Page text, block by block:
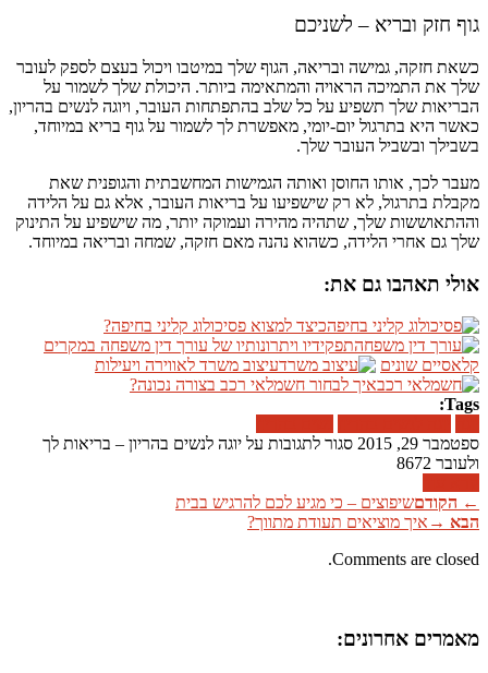
גוף חזק ובריא – לשניכם
כשאת חזקה, גמישה ובריאה, הגוף שלך במיטבו ויכול בעצם לספק לעובר
שלך את התמיכה הראויה והמתאימה ביותר. היכולת שלך לשמור על
הבריאות שלך תשפיע על כל שלב בהתפתחות העובר, ויוגה לנשים בהריון,
כאשר היא בתרגול יום-יומי, מאפשרת לך לשמור על גוף בריא במיוחד,
בשבילך ובשביל העובר שלך.
מעבר לכך, אותו החוסן ואותה הגמישות המחשבתית והגופנית שאת
מקבלת בתרגול, לא רק שישפיעו על בריאות העובר, אלא גם על הלידה
וההתאוששות שלך, שתהיה מהירה ועמוקה יותר, מה שישפיע על התינוק
שלך גם אחרי הלידה, כשהוא נהנה מאם חזקה, שמחה ובריאה במיוחד.
אולי תאהבו גם את:
כיצד למצוא פסיכולוג קליני בחיפה?
תפקידיו ויתרונותיו של עורך דין משפחה במקרים
קלאסיים שונים
עיצוב משרד לאווירה ויעילות
איך לבחור חשמלאי רכב בצורה נכונה?
Tags:
ספטמבר 29, 2015
סגור לתגובות על יוגה לנשים בהריון – בריאות לך
ולעובר
← הקודםשיפוצים – כי מגיע לכם להרגיש בבית
הבא → איך מוציאים תעודת מתווך?
Comments are closed.
מאמרים אחרונים: